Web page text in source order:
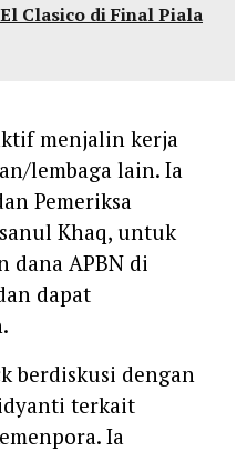
Clasico di Final Piala
menjalin kerja
lembaga lain. Ia
Pemeriksa
Khaq, untuk
dana APBN di
dapat
berdiskusi dengan
terkait
Ia